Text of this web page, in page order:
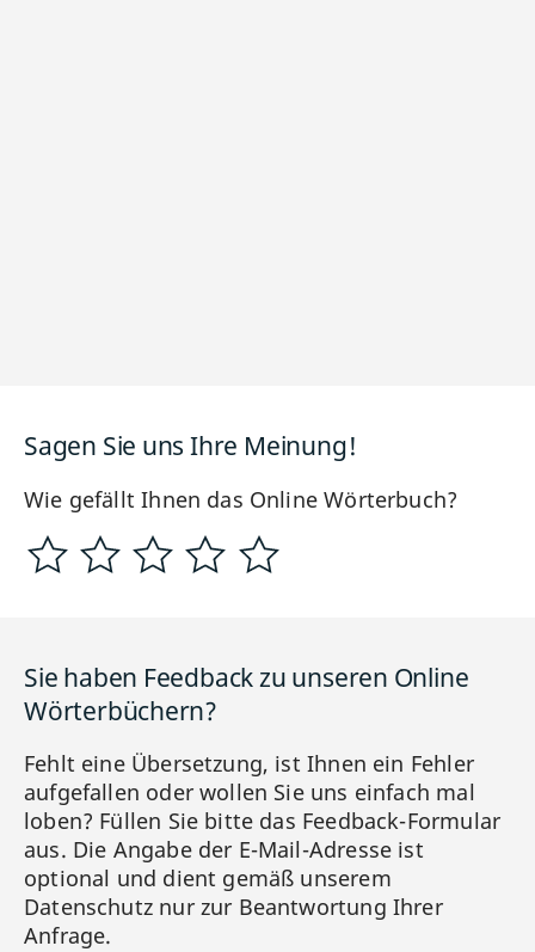
Sagen Sie uns Ihre Meinung!
Wie gefällt Ihnen das Online Wörterbuch?
Sie haben Feedback zu unseren Online
Wörterbüchern?
Fehlt eine Übersetzung, ist Ihnen ein Fehler
aufgefallen oder wollen Sie uns einfach mal
loben? Füllen Sie bitte das Feedback-Formular
aus. Die Angabe der E-Mail-Adresse ist
optional und dient gemäß unserem
Datenschutz nur zur Beantwortung Ihrer
Anfrage.